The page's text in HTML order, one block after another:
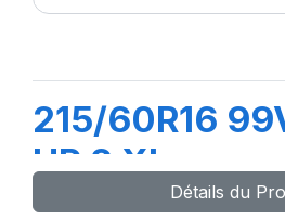
215/60R16
HP 2 XL
Détails du